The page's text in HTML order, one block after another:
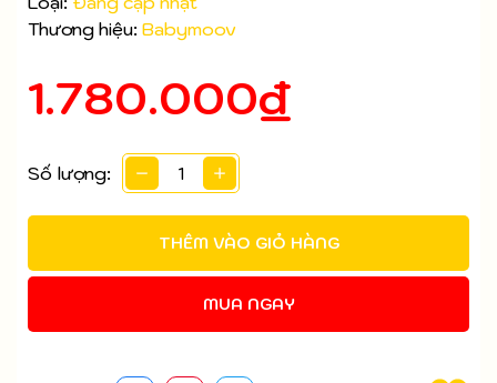
Thương hiệu: Babymoov
1.780.000₫
Số lượng:
THÊM VÀO GIỎ HÀNG
MUA NGAY
Mã giảm giá:
Ngày hết hạn:
Điều kiện: